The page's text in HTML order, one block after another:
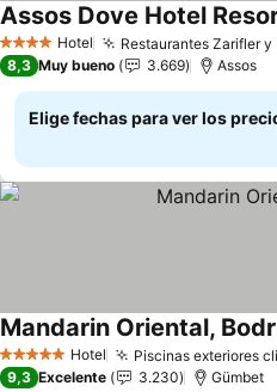
4 EstrellasHotel Restaurantes Zarifler y
Assos Dove Hotel
8,3 Muy bueno 3.669 Assos
Elige fechas para ver los
5 Estrellas Hotel Piscinas exteriores
Mandarin Oriental,
9,3 Excelente 3.230 Gümbet